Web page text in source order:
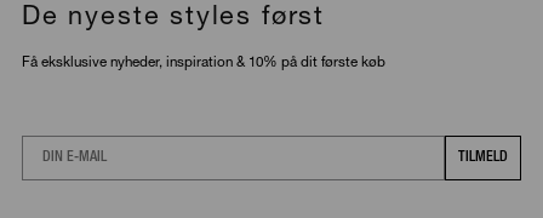
De nyeste styles først
Få eksklusive nyheder, inspiration & 10% på dit første køb
Email
TILMELD